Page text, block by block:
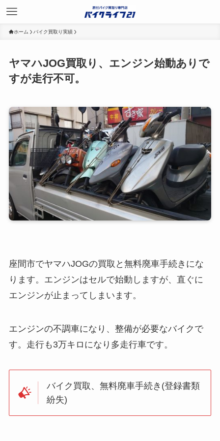
ホーム バイク買取り実績
ヤマハJOG買取り、エンジン始動ありで
すが走行不可。
座間市でヤマハJOGの買取と無料廃車手続きにな
ります。エンジンはセルで始動しますが、直ぐに
エンジンが止まってしまいます。
エンジンの不調車になり、整備が必要なバイクで
す。走行も3万キロになり多走行車です。
バイク買取、無料廃車手続き(登録書類
紛失)